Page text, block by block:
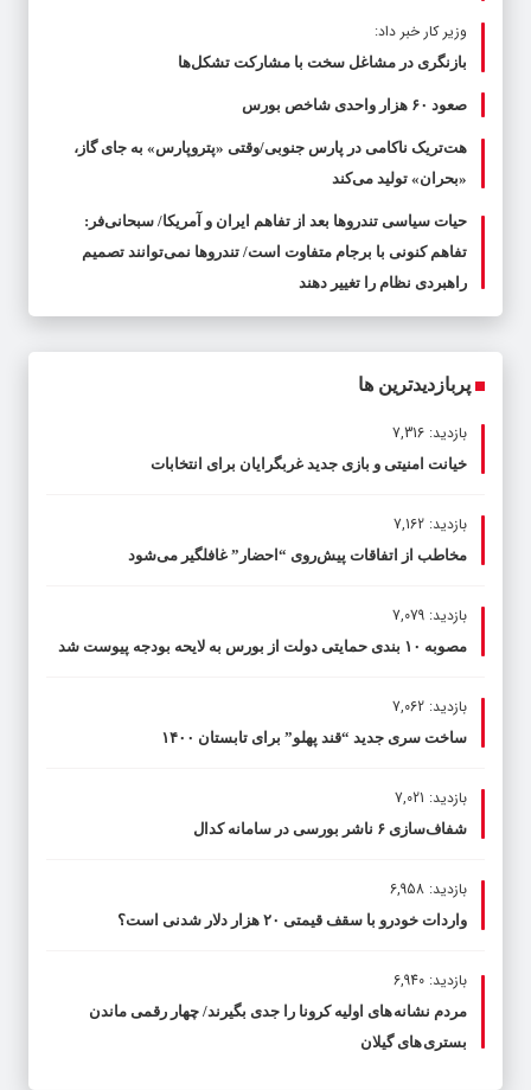
وزیر کار خبر داد:
بازنگری در مشاغل سخت با مشارکت تشکل‌ها
صعود ۶۰ هزار واحدی شاخص بورس
هت‌تریک ناکامی در پارس جنوبی/وقتی «پتروپارس» به جای گاز،
«بحران» تولید می‌کند
حیات سیاسی تندروها بعد از تفاهم ایران و آمریکا/ سبحانی‌فر:
تفاهم کنونی با برجام متفاوت است/ تندروها نمی‌توانند تصمیم
راهبردی نظام را تغییر دهند
پربازدیدترین ها
بازدید: 7,316
خیانت امنیتی و بازی جدید غربگرایان برای انتخابات
بازدید: 7,162
مخاطب از اتفاقات پیش‌روی “احضار” غافلگیر می‌شود
بازدید: 7,079
مصوبه ۱۰ بندی حمایتی دولت از بورس به لایحه بودجه پیوست شد
بازدید: 7,062
ساخت سری جدید “قند پهلو” برای تابستان ۱۴۰۰
بازدید: 7,021
شفاف‌سازی ۶ ناشر بورسی در سامانه کدال
بازدید: 6,958
واردات خودرو با سقف قیمتی ۲۰ هزار دلار شدنی است؟
بازدید: 6,940
مردم نشانه های اولیه کرونا را جدی بگیرند/ چهار رقمی ماندن
بستری های گیلان